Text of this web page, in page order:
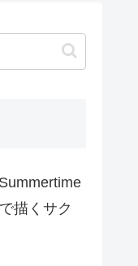
描くサク